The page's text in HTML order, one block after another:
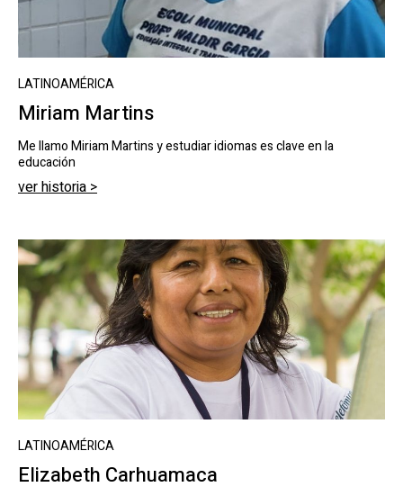
LATINOAMÉRICA
Miriam Martins
Me llamo Miriam Martins y estudiar idiomas es clave en la
educación
ver historia >
LATINOAMÉRICA
Elizabeth Carhuamaca